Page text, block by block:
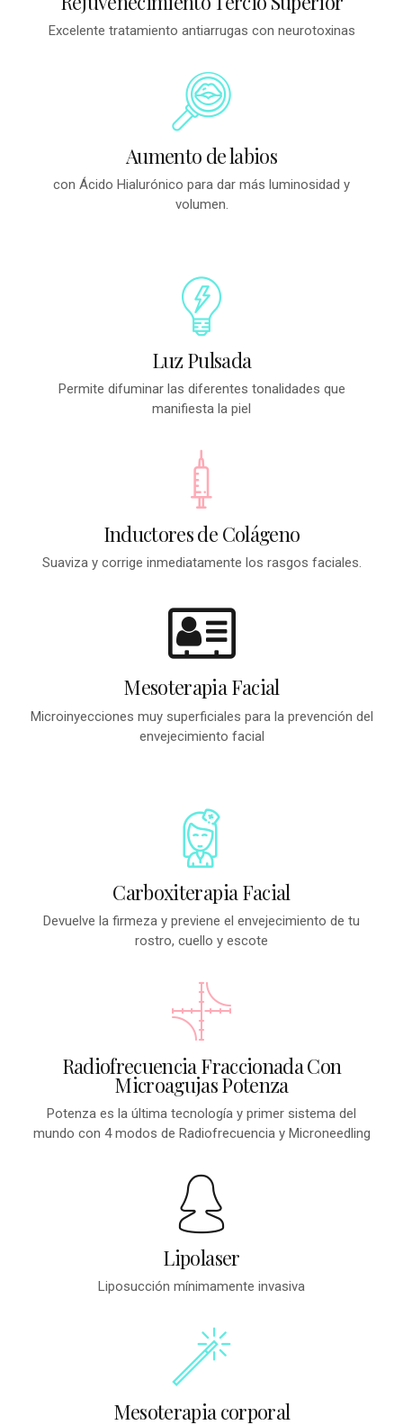
Excelente tratamiento antiarrugas con neurotoxinas
Aumento de labios
con Ácido Hialurónico para dar más luminosidad y
volumen.
Luz Pulsada
Permite difuminar las diferentes tonalidades que
manifiesta la piel
Inductores de Colágeno
Suaviza y corrige inmediatamente los rasgos faciales.
Mesoterapia Facial
Microinyecciones muy superficiales para la prevención del
envejecimiento facial
Carboxiterapia Facial
Devuelve la firmeza y previene el envejecimiento de tu
rostro, cuello y escote
Radiofrecuencia Fraccionada Con
Microagujas Potenza
Potenza es la última tecnología y primer sistema del
mundo con 4 modos de Radiofrecuencia y Microneedling
Lipolaser
Liposucción mínimamente invasiva
Mesoterapia corporal